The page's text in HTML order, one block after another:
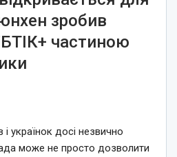
зробив
частиною
і українок досі незвично
може не просто дозволити